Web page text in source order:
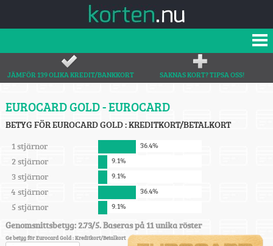
JÄMFÖR 139 OLIKA KREDIT/BANKKORT SAKNAS KORT? TIPSA OSS!
EUROCARD GOLD - EUROCARD
BETYG FÖR EUROCARD GOLD : KREDITKORT/BETALKORT
1 stjärnor 36.4%
2 stjärnor 9.1%
3 stjärnor 9.1%
4 stjärnor 36.4%
5 stjärnor 9.1%
Genomsnittsbetyg: 2.73/5. Baseras på 11 unika röster
Ge betyg för Eurocard Gold : Kreditkort/Betalkort